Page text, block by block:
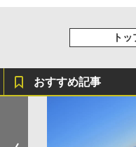
ト
おすすめ記事